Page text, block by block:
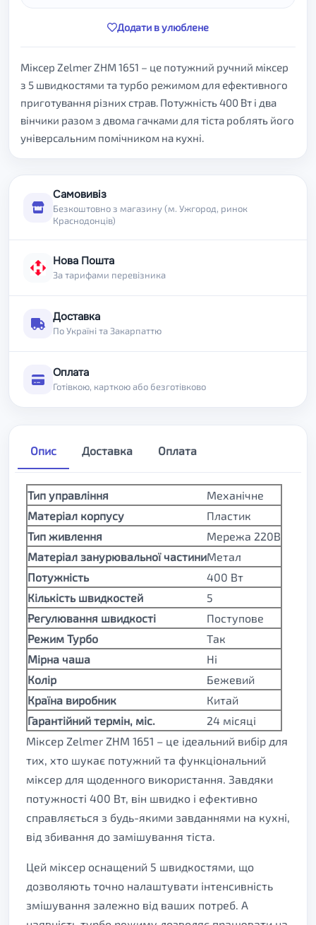
Додати в улюблене
Міксер Zelmer ZHM 1651 – це потужний ручний міксер
з 5 швидкостями та турбо режимом для ефективного
приготування різних страв. Потужність 400 Вт і два
вінчики разом з двома гачками для тіста роблять його
універсальним помічником на кухні.
Самовивіз
Безкоштовно з магазину (м. Ужгород, ринок
Краснодонців)
Нова Пошта
За тарифами перевізника
Доставка
По Україні та Закарпаттю
Оплата
Готівкою, карткою або безготівково
Опис Доставка Оплата
Тип управління
Механічне
Матеріал корпусу
Пластик
Тип живлення
Мережа 220В
Матеріал занурювальної частиниМетал
Потужність
400 Вт
Кількість швидкостей
5
Регулювання швидкості
Поступове
Режим Турбо
Так
Мірна чаша
Ні
Колір
Бежевий
Країна виробник
Китай
Гарантійний термін, міс.
24 місяці
Міксер Zelmer ZHM 1651 – це ідеальний вибір для
тих, хто шукає потужний та функціональний
міксер для щоденного використання. Завдяки
потужності 400 Вт, він швидко і ефективно
справляється з будь-якими завданнями на кухні,
від збивання до замішування тіста.
Цей міксер оснащений 5 швидкостями, що
дозволяють точно налаштувати інтенсивність
змішування залежно від ваших потреб. А